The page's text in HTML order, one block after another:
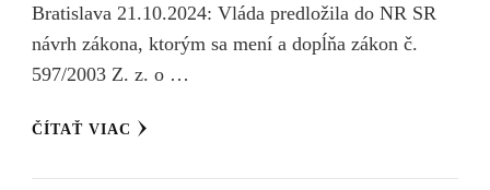
Bratislava 21.10.2024: Vláda predložila do NR SR
návrh zákona, ktorým sa mení a dopĺňa zákon č.
597/2003 Z. z. o …
ČÍTAŤ VIAC